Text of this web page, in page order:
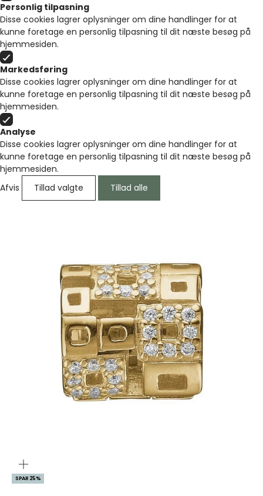
Personlig tilpasning
Disse cookies lagrer oplysninger om dine handlinger for at
kunne foretage en personlig tilpasning til dit næste besøg på
hjemmesiden.
Markedsføring
Disse cookies lagrer oplysninger om dine handlinger for at
kunne foretage en personlig tilpasning til dit næste besøg på
hjemmesiden.
Analyse
Disse cookies lagrer oplysninger om dine handlinger for at
kunne foretage en personlig tilpasning til dit næste besøg på
hjemmesiden.
Afvis
Tillad valgte Tillad alle
SPAR 25%